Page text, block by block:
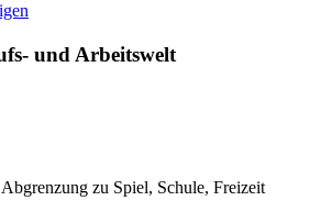
und Arbeitswelt
Abgrenzung zu Spiel, Schule, Freizeit